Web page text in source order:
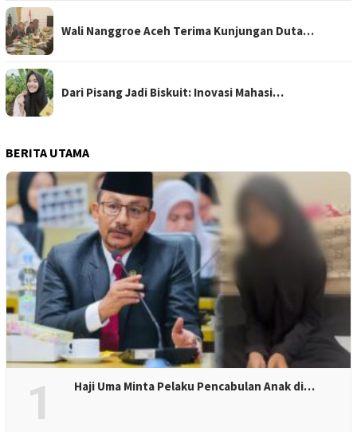
Wali Nanggroe Aceh Terima Kunjungan Duta…
Dari Pisang Jadi Biskuit: Inovasi Mahasi…
BERITA UTAMA
1 Haji Uma Minta Pelaku Pencabulan Anak di…